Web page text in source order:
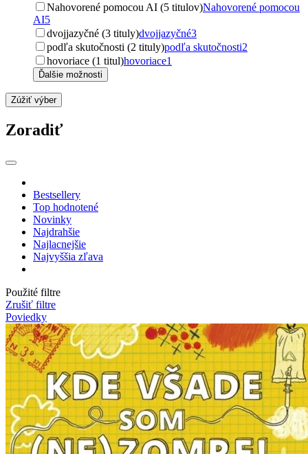
Nahovorené pomocou AI (5 titulov)Nahovorené pomocou
AI5
dvojjazyčné (3 tituly)dvojjazyčné3
podľa skutočnosti (2 tituly)podľa skutočnosti2
hovoriace (1 titul)hovoriace1
Ďalšie možnosti
Zúžiť výber
Zoradiť
Bestsellery
Top hodnotené
Novinky
Najdrahšie
Najlacnejšie
Najvyššia zľava
Použité filtre
Zrušiť filtre
Poviedky